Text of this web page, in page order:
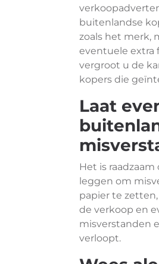
buitenlandse
zoals het merk,
eventuele extra
vergroot u de
kopers die
Laat
Het is
leggen om
papier te
de verkoop en
misverstanden
verloopt.